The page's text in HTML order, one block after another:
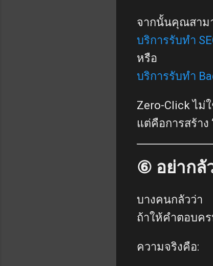
จากนั้นคุณสาม
บริการรับทำ
หรือ
บริการรับทำ
Zero-Click ไม่
แต่คือการสร้าง
⑥ อย่ากลั
บางคนกลัวว่า
ถ้าให้คำตอบค
ความจริงคือ: